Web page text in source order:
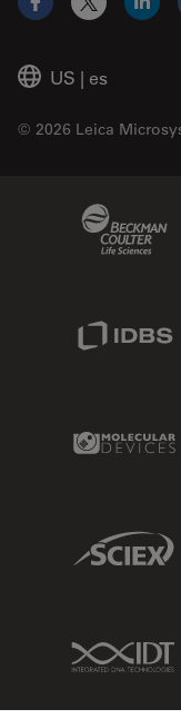
US | es
© 2026 Leica
Facebook
X
Sciex
IDT Link